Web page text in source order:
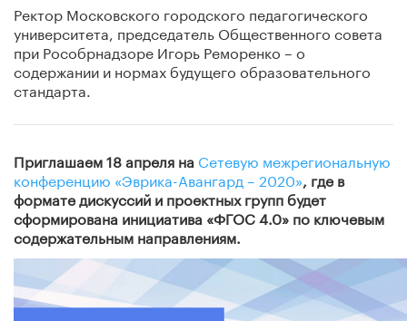
Ректор Московского городского педагогического
университета, председатель Общественного совета
при Рособрнадзоре Игорь Реморенко – о
содержании и нормах будущего образовательного
стандарта.
Приглашаем 18 апреля на Сетевую межрегиональную
конференцию «Эврика-Авангард – 2020», где в
формате дискуссий и проектных групп будет
сформирована инициатива «ФГОС 4.0» по ключевым
содержательным направлениям.